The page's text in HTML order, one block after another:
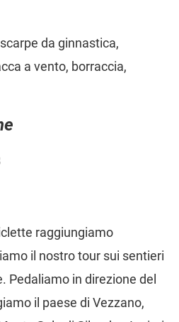
da ginnastica,
a vento, borraccia,
raggiungiamo
il nostro tour sui sentieri
Pedaliamo in direzione del
il paese di Vezzano,